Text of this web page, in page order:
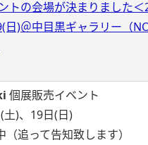
トの会場が決まりました
日)＠中目黒ギャラリー（
個展販売イベント
)、19日(日)
追って告知致します）